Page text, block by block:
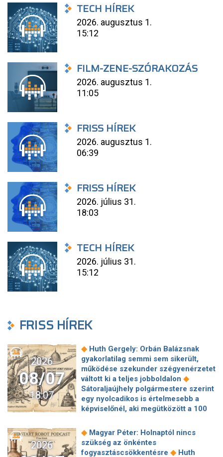
TECH HÍREK
2026. augusztus 1.
15:12
FILM-ZENE-SZÓRAKOZÁS
2026. augusztus 1.
11:05
FRISS HÍREK
2026. augusztus 1.
06:39
FRISS HÍREK
2026. július 31.
18:03
TECH HÍREK
2026. július 31.
15:12
FRISS HÍREK
2026
08/07
18:07
◆ Huth Gergely: Orbán Balázsnak
gyakorlatilag semmi sem sikerült,
működése szekunder szégyenérzetet
váltott ki a teljes jobboldalon ◆
Sátoraljaújhely polgármestere szerint
egy nyolcadikos is értelmesebb a
képviselőnél, aki megütközött a 100
hírszerzés szerint Putyin pár éven
belül megtámadhat egy NATO-
tagállamot ◆ Vitézy Dávid
2026
◆ Magyar Péter: Holnaptól nincs
szükség az önkéntes
fogyasztáscsökkentésre ◆ Huth